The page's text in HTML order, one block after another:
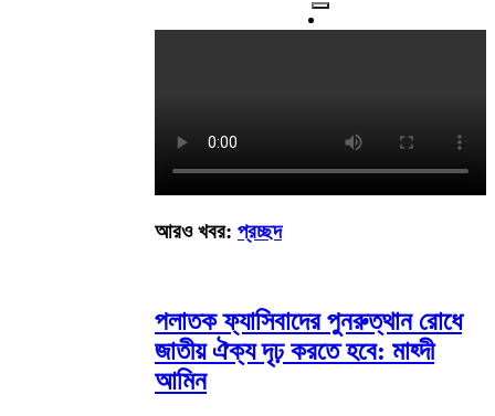
আরও খবর: প্রচ্ছদ
পলাতক ফ্যাসিবাদের পুনরুত্থান রোধে
জাতীয় ঐক্য দৃঢ় করতে হবে: মাহ্দী
আমিন